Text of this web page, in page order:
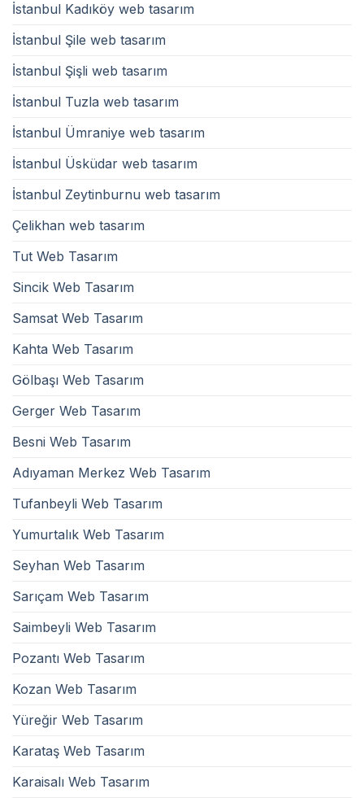
İstanbul Kadıköy web tasarım
İstanbul Şile web tasarım
İstanbul Şişli web tasarım
İstanbul Tuzla web tasarım
İstanbul Ümraniye web tasarım
İstanbul Üsküdar web tasarım
İstanbul Zeytinburnu web tasarım
Çelikhan web tasarım
Tut Web Tasarım
Sincik Web Tasarım
Samsat Web Tasarım
Kahta Web Tasarım
Gölbaşı Web Tasarım
Gerger Web Tasarım
Besni Web Tasarım
Adıyaman Merkez Web Tasarım
Tufanbeyli Web Tasarım
Yumurtalık Web Tasarım
Seyhan Web Tasarım
Sarıçam Web Tasarım
Saimbeyli Web Tasarım
Pozantı Web Tasarım
Kozan Web Tasarım
Yüreğir Web Tasarım
Karataş Web Tasarım
Karaisalı Web Tasarım